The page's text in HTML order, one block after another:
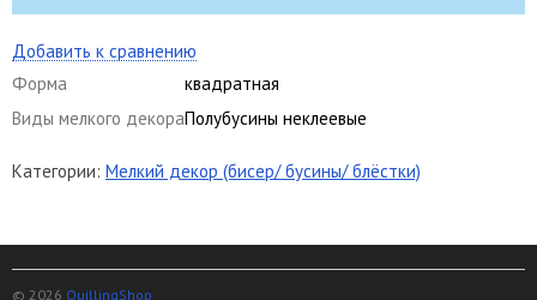
Добавить к сравнению
Форма
квадратная
Виды мелкого декораПолубусины неклеевые
Категории: Мелкий декор (бисер/ бусины/ блёстки)
© 2026 QuillingShop